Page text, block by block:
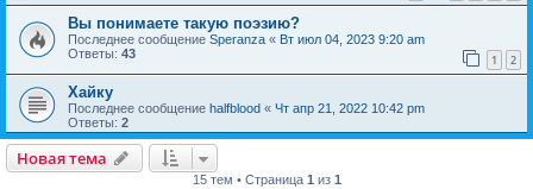
Вы понимаете такую поэзию?
Последнее сообщение Speranza « Вт июл 04, 2023 9:20 am
Ответы: 43 1 2
Хайку
Последнее сообщение halfblood « Чт апр 21, 2022 10:42 pm
Ответы: 2
Новая тема
15 тем • Страница 1 из 1